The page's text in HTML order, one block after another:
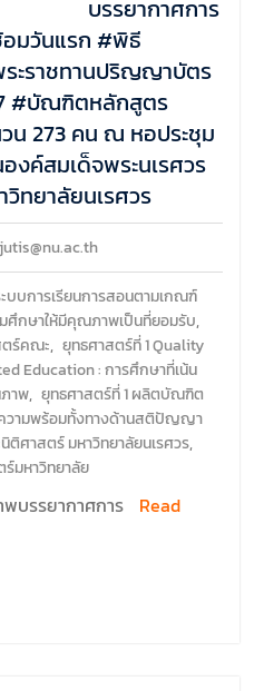
บรรยากาศการ
มวันแรก #พิธี
ะราชทานปริญญาบัตร
#บัณฑิตหลักสูตร
น 273 คน ณ หอประชุม
งค์สมเด็จพระนเรศวร
วิทยาลัยนเรศวร
บบการเรียนการสอนตามเกณฑ์
ศึกษาให้มีคุณภาพเป็นที่ยอมรับ,
ร์คณะ, ยุทธศาสตร์ที่ 1 Quality
Education : การศึกษาที่เน้น
าพ, ยุทธศาสตร์ที่ 1 ผลิตบัณฑิต
วามพร้อมทั้งทางด้านสติปัญญา
าสตร์ มหาวิทยาลัยนเรศวร,
มหาวิทยาลัย
บรรยากาศการ
Read